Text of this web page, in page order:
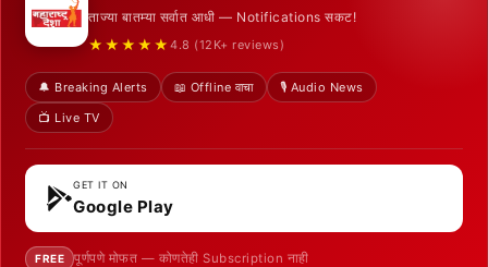
ताज्या बातम्या सर्वात आधी — Notifications सकट!
★★★★★ 4.8 (12K+ reviews)
🔔 Breaking Alerts 📖 Offline वाचा
🎙️ Audio News
📺 Live TV
GET IT ON
Google Play
FREE पूर्णपणे मोफत — कोणतेही Subscription नाही